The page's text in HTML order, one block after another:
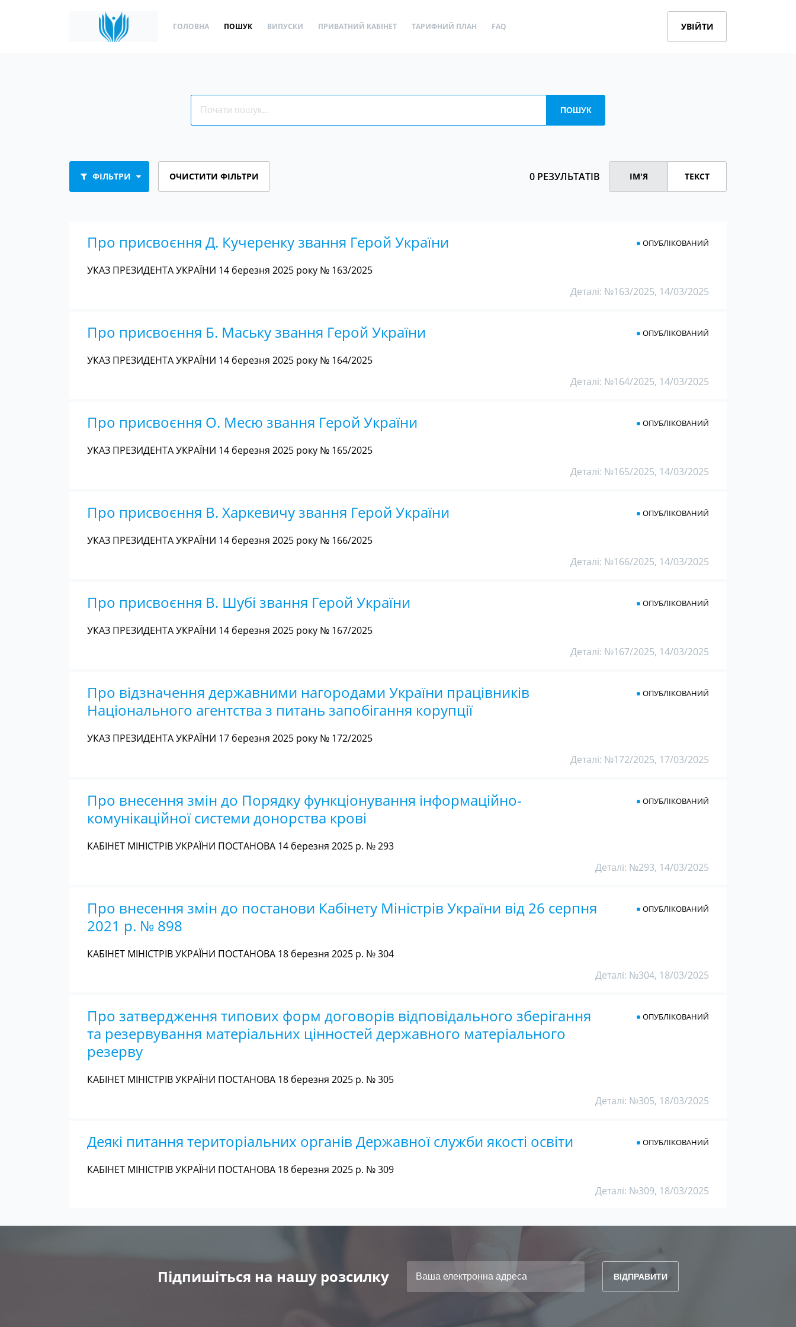
ГОЛОВНА ПОШУК ВИПУСКИ ПРИВАТНИЙ КАБІНЕТ ТАРИФНИЙ ПЛАН FAQ УВІЙТИ
ФІЛЬТРИ ОЧИСТИТИ ФІЛЬТРИ 0 РЕЗУЛЬТАТІВ ІМ'Я ТЕКСТ
Про присвоєння Д. Кучеренку звання Герой України ОПУБЛІКОВАНИЙ
УКАЗ ПРЕЗИДЕНТА УКРАЇНИ 14 березня 2025 року № 163/2025
Деталі: №163/2025, 14/03/2025
Про присвоєння Б. Маську звання Герой України ОПУБЛІКОВАНИЙ
УКАЗ ПРЕЗИДЕНТА УКРАЇНИ 14 березня 2025 року № 164/2025
Деталі: №164/2025, 14/03/2025
Про присвоєння О. Месю звання Герой України ОПУБЛІКОВАНИЙ
УКАЗ ПРЕЗИДЕНТА УКРАЇНИ 14 березня 2025 року № 165/2025
Деталі: №165/2025, 14/03/2025
Про присвоєння В. Харкевичу звання Герой України ОПУБЛІКОВАНИЙ
УКАЗ ПРЕЗИДЕНТА УКРАЇНИ 14 березня 2025 року № 166/2025
Деталі: №166/2025, 14/03/2025
Про присвоєння В. Шубі звання Герой України ОПУБЛІКОВАНИЙ
УКАЗ ПРЕЗИДЕНТА УКРАЇНИ 14 березня 2025 року № 167/2025
Деталі: №167/2025, 14/03/2025
Про відзначення державними нагородами України працівників
Національного агентства з питань запобігання корупції
ОПУБЛІКОВАНИЙ
УКАЗ ПРЕЗИДЕНТА УКРАЇНИ 17 березня 2025 року № 172/2025
Деталі: №172/2025, 17/03/2025
Про внесення змін до Порядку функціонування інформаційно-
комунікаційної системи донорства крові
ОПУБЛІКОВАНИЙ
КАБІНЕТ МІНІСТРІВ УКРАЇНИ ПОСТАНОВА 14 березня 2025 р. № 293
Деталі: №293, 14/03/2025
Про внесення змін до постанови Кабінету Міністрів України від 26 серпня
2021 р. № 898
ОПУБЛІКОВАНИЙ
КАБІНЕТ МІНІСТРІВ УКРАЇНИ ПОСТАНОВА 18 березня 2025 р. № 304
Деталі: №304, 18/03/2025
Про затвердження типових форм договорів відповідального зберігання
та резервування матеріальних цінностей державного матеріального
резерву
ОПУБЛІКОВАНИЙ
КАБІНЕТ МІНІСТРІВ УКРАЇНИ ПОСТАНОВА 18 березня 2025 р. № 305
Деталі: №305, 18/03/2025
Деякі питання територіальних органів Державної служби якості освіти ОПУБЛІКОВАНИЙ
КАБІНЕТ МІНІСТРІВ УКРАЇНИ ПОСТАНОВА 18 березня 2025 р. № 309
Деталі: №309, 18/03/2025
Підпишіться на нашу розсилку